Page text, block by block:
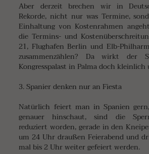
Aber derzeit brechen wir in
Rekorde, nicht nur was Termine,
Einhaltung von Kostenrahmen
die Termins- und
21, Flughafen Berlin und Elb-
zusammenzählen? Da wirkt der
Kongresspalast in Palma doch kleinlich
3. Spanier denken nur an Fiesta
Natürlich feiert man in Spanien
genauer hinschaut, sind die
reduziert worden, gerade in den
um 24 Uhr draußen Feierabend und
mal bis 2 Uhr weiter gefeiert werden.